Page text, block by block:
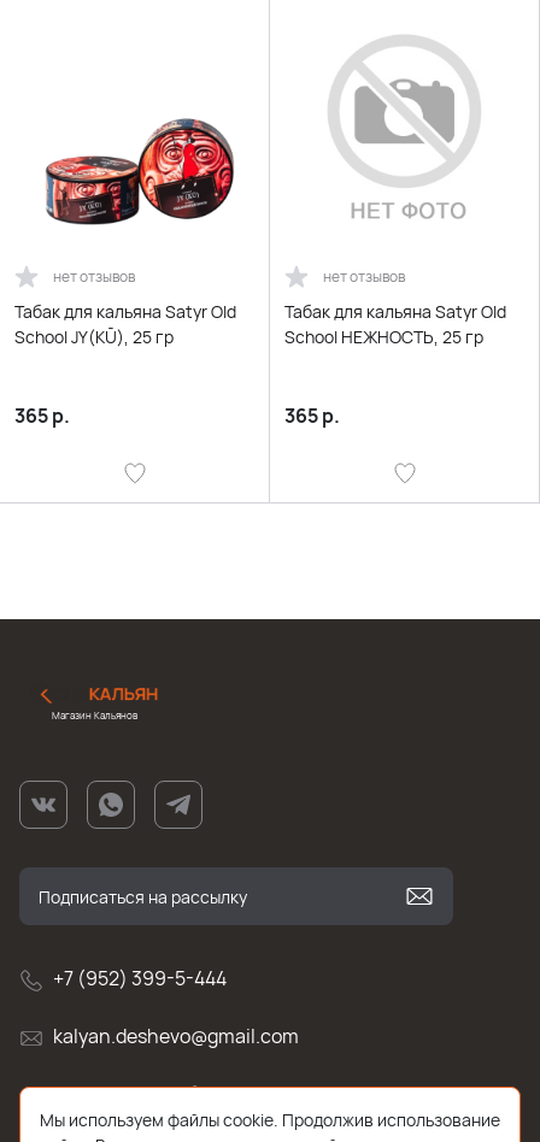
нет отзывов
Табак для кальяна Satyr Old
School JY(KŪ), 25 гр
365р.
нет отзывов
Табак для кальяна Satyr Old
School НЕЖНОСТЬ, 25 гр
365р.
Магазин Кальянов
+7 (952) 399-5-444
kalyan.deshevo@gmail.com
г. Санкт-Петербург, улица Белы Куна , д.2к1
Мы используем файлы cookie. Продолжив использование